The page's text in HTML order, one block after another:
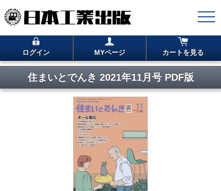
ログイン MYページ カートを見る
住まいとでんき 2021年11月号 PDF版